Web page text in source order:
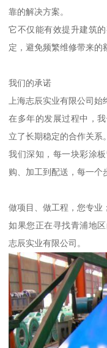
靠的解决方案。
它不仅能有效提升建筑
定，避免频繁维修带来的
我们的承诺
上海志辰实业有限公司始
在多年的发展过程中，
立了长期稳定的合作关系。
我们深知，每一块彩涂
购、加工到配送，每一个
做项目、做工程，您专业
如果您正在寻找青浦地
志辰实业有限公司。